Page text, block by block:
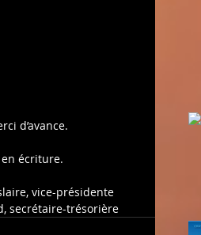
d’avance.
en écriture.
vice-présidente
secrétaire-trésorière